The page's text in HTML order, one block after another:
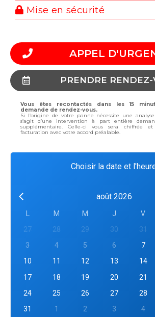
Mise en sécurité
APPEL
PRENDRE RENDEZ-
Vous êtes recontactés dans les 15
demande de rendez-vous.
Si l’origine de votre panne nécessite une
s’agit d’une intervention à part entière
supplémentaire. Celle-ci vous sera chiffrée et
facturation avec votre accord préalable.
Choisir la date et
août 2026
M M J V
27
28 29 30 31
3
4 5 6 7
10
11 12 13 14
17
18 19 20 21
24
25 26 27 28
31
1 2 3 4